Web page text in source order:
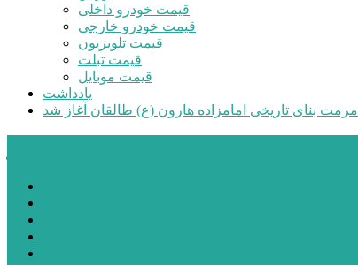
قیمت خودرو داخلی
قیمت خودرو خارجی
قیمت تلویزیون
قیمت تبلت
قیمت موبایل
یادداشت
مرمت بنای تاریخی امامزاده هارون (ع) طالقان آغاز شد